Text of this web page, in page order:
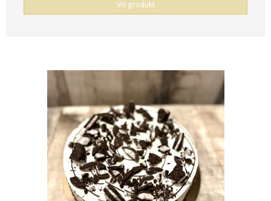
Vis produkt